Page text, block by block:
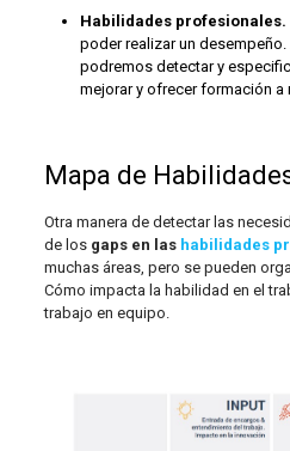
Habilidades profesionales.
poder realizar un
podremos detectar y
mejorar y ofrecer formación a
Mapa de
Otra manera de detectar las
de los gaps en las habilidades
muchas áreas, pero se pueden
Cómo impacta la habilidad en el
trabajo en equipo.